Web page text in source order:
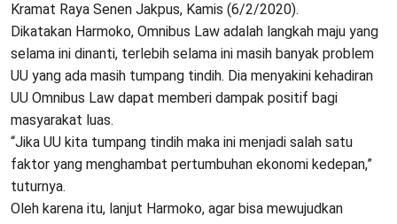
Kramat Raya Senen Jakpus, Kamis (6/2/2020).
Dikatakan Harmoko, Omnibus Law adalah langkah maju yang
selama ini dinanti, terlebih selama ini masih banyak problem
UU yang ada masih tumpang tindih. Dia menyakini kehadiran
UU Omnibus Law dapat memberi dampak positif bagi
masyarakat luas.
“Jika UU kita tumpang tindih maka ini menjadi salah satu
faktor yang menghambat pertumbuhan ekonomi kedepan,”
tuturnya.
Oleh karena itu, lanjut Harmoko, agar bisa mewujudkan